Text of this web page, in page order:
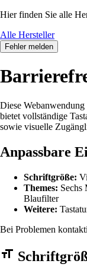
Hier finden Sie alle
Alle Hersteller
Fehler melden
Diese
bietet vollständige
sowie visuelle
Anpassbare
Schriftgröße:
Themes: Sechs
Blaufilter
Weitere:
Bei Problemen